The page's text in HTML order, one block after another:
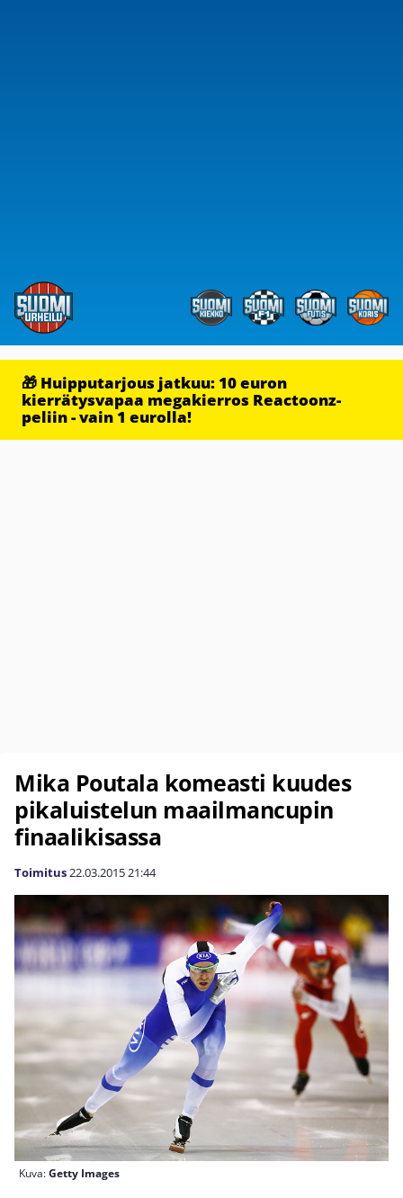
🎁 Huipputarjous jatkuu: 10 euron
kierrätysvapaa megakierros Reactoonz-
peliin - vain 1 eurolla!
Mika Poutala komeasti kuudes
pikaluistelun maailmancupin
finaalikisassa
Toimitus22.03.201521:44
Kuva:Getty Images